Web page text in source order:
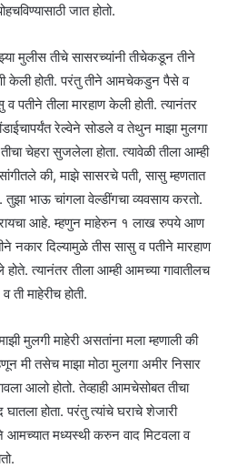
जात होतो.
मुलीस तीचे सासरच्यांनी तीचेकडून तीने
केली होती. परंतु तीने आमचेकडुन पैसे व
पतीने तीला मारहाण केली होती. त्यानंतर
रेल्वेने सोडले व तेथुन माझा मुलगा
चेहरा सुजलेला होता. त्यावेळी तीला आम्ही
की, माझे सासरचे पती, सासु म्हणतात
भाऊ चांगला वेल्डींगचा व्यवसाय करतो.
आहे. म्हणुन माहेरुन १ लाख रुपये आण
नकार दिल्यामुळे तीस सासु व पतीने मारहाण
त्यानंतर तीला आम्ही आमच्या गावातीलच
माहेरीच होती.
मुलगी माहेरी असतांना मला म्हणाली की
मी तसेच माझा मोठा मुलगा अमीर निसार
आलो होतो. तेव्हाही आमचेसोबत तीचा
होता. परंतु त्यांचे घराचे शेजारी
आमच्यात मध्यस्थी करुन वाद मिटवला व